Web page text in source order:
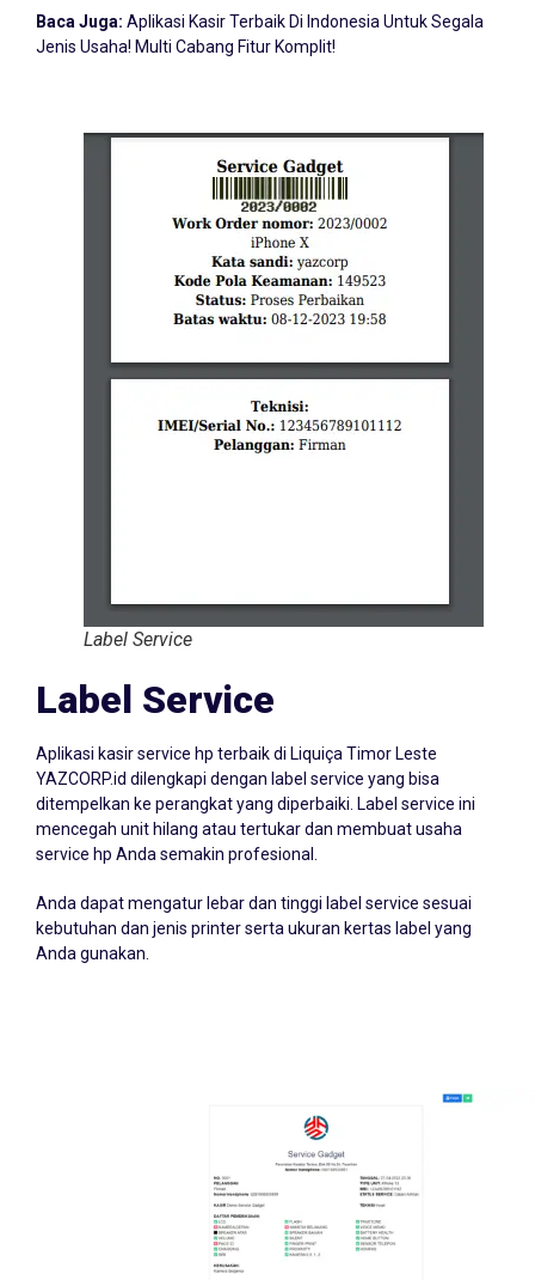
Baca Juga: Aplikasi Kasir Terbaik Di Indonesia Untuk Segala
Label Service
Aplikasi kasir service hp terbaik di Liquiça Timor Leste
YAZCORP.id dilengkapi dengan label service yang bisa
ditempelkan ke perangkat yang diperbaiki. Label service ini
mencegah unit hilang atau tertukar dan membuat usaha
Anda dapat mengatur lebar dan tinggi label service sesuai
kebutuhan dan jenis printer serta ukuran kertas label yang